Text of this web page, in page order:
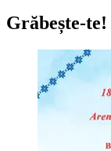
Grăbește-te!